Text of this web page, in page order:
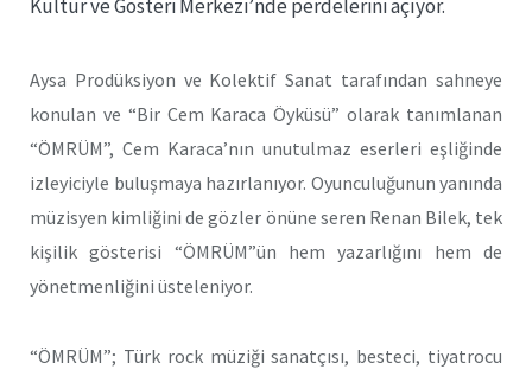
Kültür ve Gösteri Merkezi’nde perdelerini açıyor.
Aysa Prodüksiyon ve Kolektif Sanat tarafından sahneye
konulan ve “Bir Cem Karaca Öyküsü” olarak tanımlanan
“ÖMRÜM”, Cem Karaca’nın unutulmaz eserleri eşliğinde
izleyiciyle buluşmaya hazırlanıyor. Oyunculuğunun yanında
müzisyen kimliğini de gözler önüne seren Renan Bilek, tek
kişilik gösterisi “ÖMRÜM”ün hem yazarlığını hem de
yönetmenliğini üsteleniyor.
“ÖMRÜM”; Türk rock müziği sanatçısı, besteci, tiyatrocu